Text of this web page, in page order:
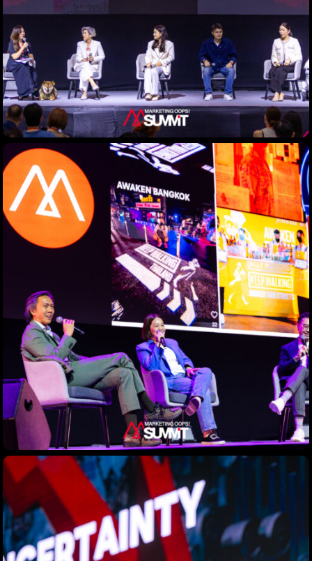
Sunday to Wednesday
December 23 to 26, 2022
Where
467 Davidson ave
Los Angeles CA 95716
Get directions